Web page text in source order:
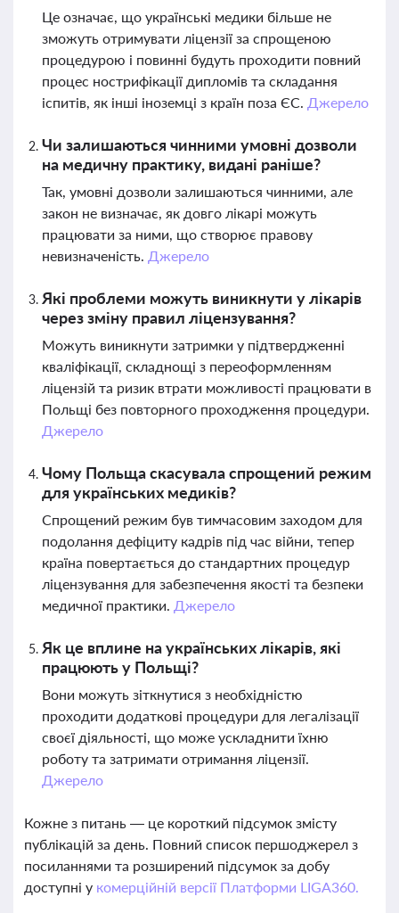
Це означає, що українські медики більше не
зможуть отримувати ліцензії за спрощеною
процедурою і повинні будуть проходити повний
процес нострифікації дипломів та складання
іспитів, як інші іноземці з країн поза ЄС. Джерело
Чи залишаються чинними умовні дозволи
на медичну практику, видані раніше?
Так, умовні дозволи залишаються чинними, але
закон не визначає, як довго лікарі можуть
працювати за ними, що створює правову
невизначеність. Джерело
Які проблеми можуть виникнути у лікарів
через зміну правил ліцензування?
Можуть виникнути затримки у підтвердженні
кваліфікації, складнощі з переоформленням
ліцензій та ризик втрати можливості працювати в
Польщі без повторного проходження процедури.
Джерело
Чому Польща скасувала спрощений режим
для українських медиків?
Спрощений режим був тимчасовим заходом для
подолання дефіциту кадрів під час війни, тепер
країна повертається до стандартних процедур
ліцензування для забезпечення якості та безпеки
медичної практики. Джерело
Як це вплине на українських лікарів, які
працюють у Польщі?
Вони можуть зіткнутися з необхідністю
проходити додаткові процедури для легалізації
своєї діяльності, що може ускладнити їхню
роботу та затримати отримання ліцензії.
Джерело
Кожне з питань — це короткий підсумок змісту
публікацій за день. Повний список першоджерел з
посиланнями та розширений підсумок за добу
доступні у комерційній версії Платформи LIGA360.